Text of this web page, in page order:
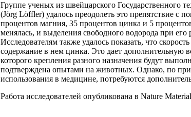
Группе ученых из швейцарского Государственного
(Jörg Löffler) удалось преодолеть это препятствие
процентов магния, 35 процентов цинка и 5
менялась, и выделения свободного водорода при
Исследователям также удалось показать, что
содержание в нем цинка. Это дает дополнительную
которого крепления разного назначения будут
подтверждена опытами на животных. Однако, по
использования в медицине, потребуются
Работа исследователей опубликована в Nature